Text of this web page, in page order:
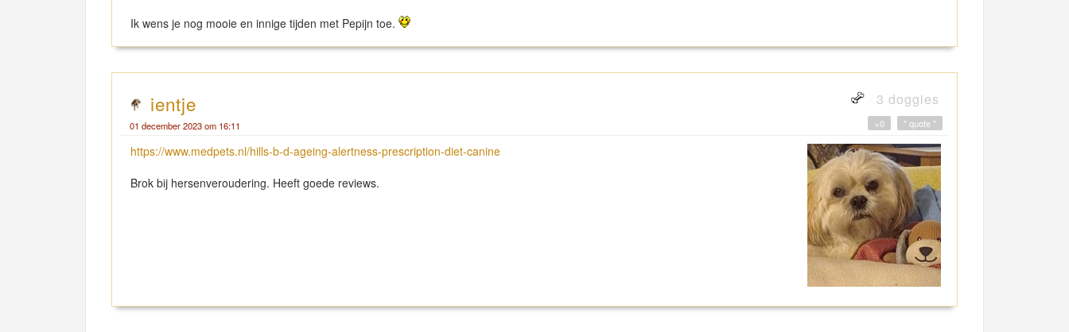
Ik wens je nog mooie en innige tijden met Pepijn toe.
ientje 3 doggies
01 december 2023 om 16:11 " quote "
+0
https://www.medpets.nl/hills-b-d-ageing-alertness-prescription-diet-canine
Brok bij hersenveroudering. Heeft goede reviews.